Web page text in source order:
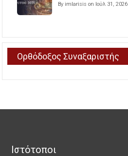
By imlarisis on Ιούλ 31, 2026
Ορθόδοξος Συναξαριστής
Ιστότοποι